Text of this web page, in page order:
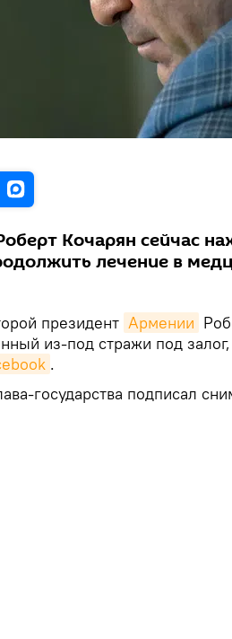
Кочарян сейчас
лечение в
президент Армении
из-под стражи под
.
государства подписал